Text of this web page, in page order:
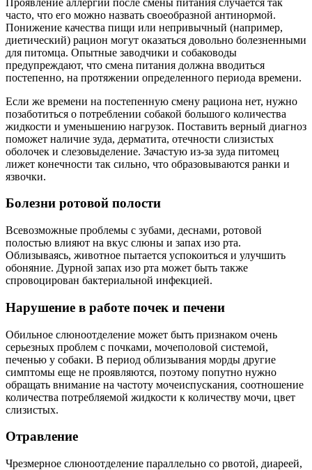
часто, что его можно назвать своеобразной антинормой.
Понижение качества пищи или непривычный (например,
диетический) рацион могут оказаться довольно болезненными
для питомца. Опытные заводчики и собаководы
предупреждают, что смена питания должна вводиться
постепенно, на протяжении определенного периода времени.
Если же времени на постепенную смену рациона нет, нужно
позаботиться о потреблении собакой большого количества
жидкости и уменьшению нагрузок. Поставить верный диагноз
поможет наличие зуда, дерматита, отечности слизистых
оболочек и слезовыделение. Зачастую из-за зуда питомец
лижет конечности так сильно, что образовываются ранки и
язвочки.
Болезни ротовой полости
Всевозможные проблемы с зубами, деснами, ротовой
полостью влияют на вкус слюны и запах изо рта.
Облизываясь, животное пытается успокоиться и улучшить
обоняние. Дурной запах изо рта может быть также
спровоцирован бактериальной инфекцией.
Нарушение в работе почек и печени
Обильное слюноотделение может быть признаком очень
серьезных проблем с почками, мочеполовой системой,
печенью у собаки. В период облизывания морды другие
симптомы еще не проявляются, поэтому попутно нужно
обращать внимание на частоту мочеиспускания, соотношение
количества потребляемой жидкости к количеству мочи, цвет
слизистых.
Отравление
Чрезмерное слюноотделение параллельно со рвотой, диареей,